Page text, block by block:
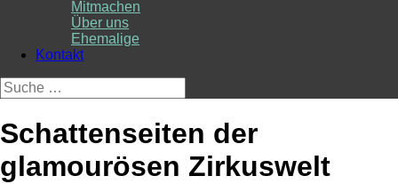
Mitmachen
Über uns
Ehemalige
Kontakt
Suche
nach:
Schattenseiten der
glamourösen Zirkuswelt